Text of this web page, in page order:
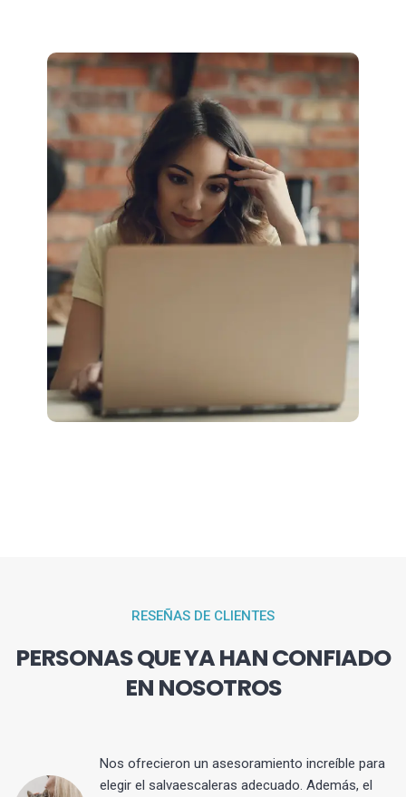
RESEÑAS DE CLIENTES
PERSONAS QUE YA HAN CONFIADO
EN NOSOTROS
Nos ofrecieron un asesoramiento increíble para
elegir el salvaescaleras adecuado. Además, el